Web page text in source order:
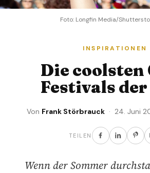
Foto: Longfin Media/
INSPIRATIONEN
Die coolsten
Festivals
Von Frank Störbrauck · 24. Juni
TEILEN
Wenn der Sommer